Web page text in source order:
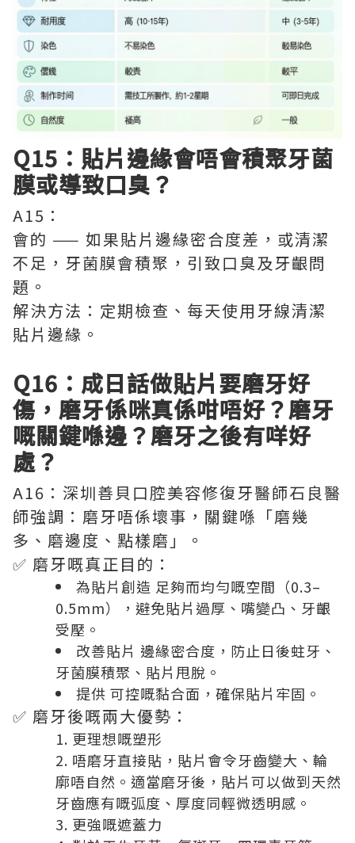
Q15：貼片邊緣會唔會積聚牙菌
膜或導致口臭？
A15：
會的 —— 如果貼片邊緣密合度差，或清潔
不足，牙菌膜會積聚，引致口臭及牙齦問
題。
解決方法：定期檢查、每天使用牙線清潔
貼片邊緣。
Q16：成日話做貼片要磨牙好
傷，磨牙係咪真係咁唔好？磨牙
嘅關鍵喺邊？磨牙之後有咩好
處？
A16：深圳善貝口腔美容修復牙醫師石良醫
師強調：磨牙唔係壞事，關鍵喺「磨幾
多、磨邊度、點樣磨」。
✅ 磨牙嘅真正目的：
為貼片創造 足夠而均勻嘅空間（0.3–
0.5mm），避免貼片過厚、嘴變凸、牙齦
受壓。
改善貼片 邊緣密合度，防止日後蛀牙、
牙菌膜積聚、貼片甩脫。
提供 可控嘅黏合面，確保貼片牢固。
✅ 磨牙後嘅兩大優勢：
更理想嘅塑形
唔磨牙直接貼，貼片會令牙齒變大、輪
廓唔自然。適當磨牙後，貼片可以做到天然
牙齒應有嘅弧度、厚度同輕微透明感。
更強嘅遮蓋力